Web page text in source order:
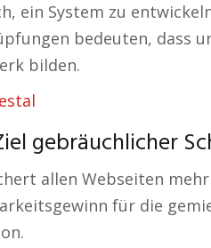
ein System zu
bedeuten, dass
bilden.
gebräuchlicher
allen Webseiten
für die